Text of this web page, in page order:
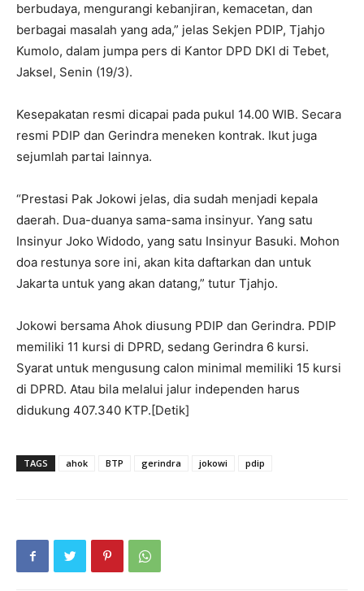
berbudaya, mengurangi kebanjiran, kemacetan, dan
berbagai masalah yang ada,” jelas Sekjen PDIP, Tjahjo
Kumolo, dalam jumpa pers di Kantor DPD DKI di Tebet,
Jaksel, Senin (19/3).
Kesepakatan resmi dicapai pada pukul 14.00 WIB. Secara
resmi PDIP dan Gerindra meneken kontrak. Ikut juga
sejumlah partai lainnya.
“Prestasi Pak Jokowi jelas, dia sudah menjadi kepala
daerah. Dua-duanya sama-sama insinyur. Yang satu
Insinyur Joko Widodo, yang satu Insinyur Basuki. Mohon
doa restunya sore ini, akan kita daftarkan dan untuk
Jakarta untuk yang akan datang,” tutur Tjahjo.
Jokowi bersama Ahok diusung PDIP dan Gerindra. PDIP
memiliki 11 kursi di DPRD, sedang Gerindra 6 kursi.
Syarat untuk mengusung calon minimal memiliki 15 kursi
di DPRD. Atau bila melalui jalur independen harus
didukung 407.340 KTP.[Detik]
TAGS ahok BTP gerindra jokowi pdip